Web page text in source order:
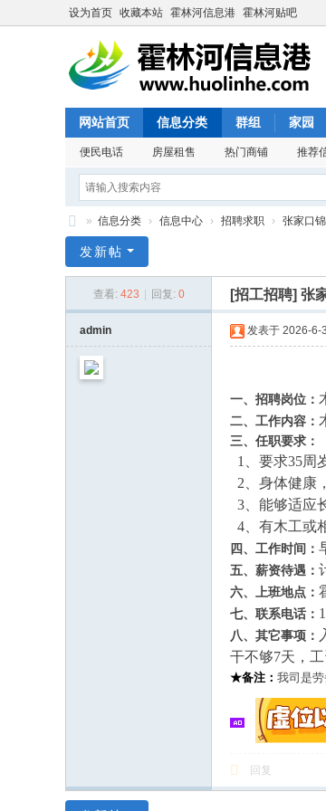
设为首页 收藏本站 霍林河信息港 霍林河贴吧
网站首页 信息分类 群组 家园
便民电话 房屋租售 热门商铺 推荐
林
» 信息分类 › 信息中心 › 招聘求职 › 张家口
发新帖
查看: 423 回复: 0 [招工招聘] 张
admin 发表于 2026-6-
一、招聘岗位：
二、工作内容：
三、任职要求：
1、要求35周
2、身体健康
3、能够适应
4、有木工或
四、工作时间：
五、薪资待遇：
六、上班地点：
七、联系电话：
八、其它事项：
干不够7天，
★备注： 我司是
回复